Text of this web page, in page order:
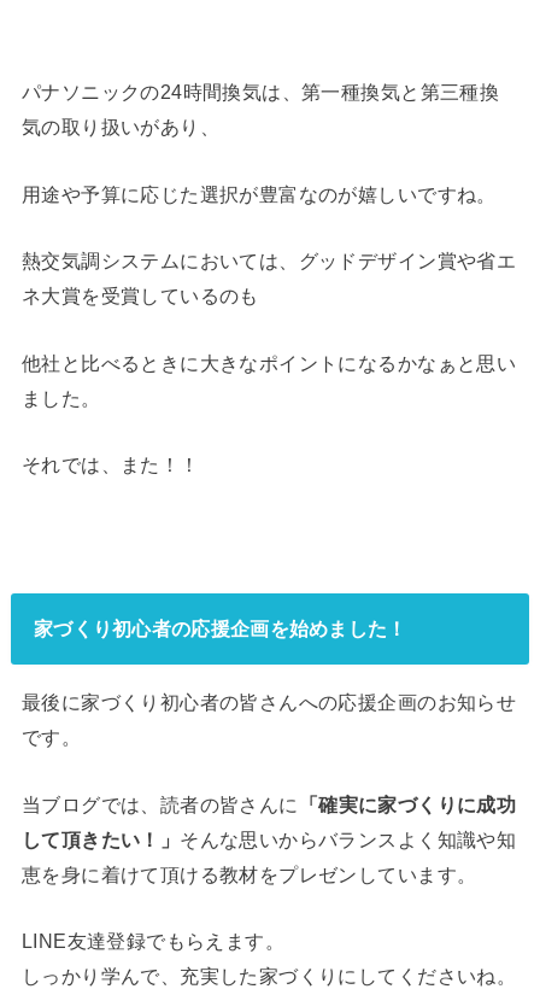
パナソニックの24時間換気は、第一種換気と第三種換
気の取り扱いがあり、
用途や予算に応じた選択が豊富なのが嬉しいですね。
熱交気調システムにおいては、グッドデザイン賞や省エ
ネ大賞を受賞しているのも
他社と比べるときに大きなポイントになるかなぁと思い
ました。
それでは、また！！
家づくり初心者の応援企画を始めました！
最後に家づくり初心者の皆さんへの応援企画のお知らせ
です。
当ブログでは、読者の皆さんに
「確実に家づくりに成功
して頂きたい！」 そんな思いからバランスよく知識や知
恵を身に着けて頂ける教材をプレゼンしています。
LINE友達登録でもらえます。
しっかり学んで、充実した家づくりにしてくださいね。